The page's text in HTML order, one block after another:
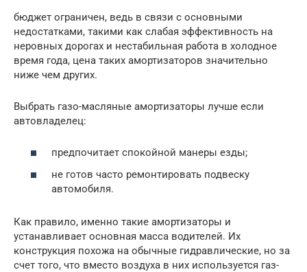
бюджет ограничен, ведь в связи с основными
недостатками, такими как слабая эффективность на
неровных дорогах и нестабильная работа в холодное
время года, цена таких амортизаторов значительно
ниже чем других.
Выбрать газо-масляные амортизаторы лучше если
автовладелец:
предпочитает спокойной манеры езды;
не готов часто ремонтировать подвеску
автомобиля.
Как правило, именно такие амортизаторы и
устанавливает основная масса водителей. Их
конструкция похожа на обычные гидравлические, но за
счет того, что вместо воздуха в них используется газ-